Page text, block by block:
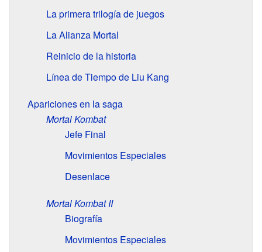
La primera trilogía de juegos
La Alianza Mortal
Reinicio de la historia
Línea de Tiempo de Liu Kang
Apariciones en la saga
Mortal Kombat
Jefe Final
Movimientos Especiales
Desenlace
Mortal Kombat II
Biografía
Movimientos Especiales